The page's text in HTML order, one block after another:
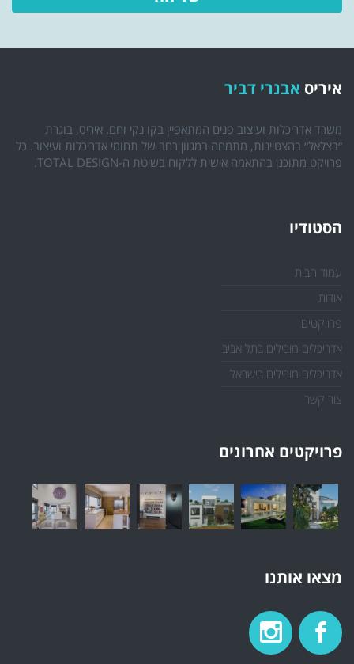
איריס אבנרי דביר
משרד אדריכלות ועיצוב פנים המתאפיין בקו נקי וחם. איריס, בוגרת
״בצלאל״ בהצטיינות, מתמחה במגוון רחב של תחומי אדריכלות ועיצוב. כל
פרויקט מתוכנן בהתאמה אישית ללקוח בשיטת ה-TOTAL DESIGN.
הסטודיו
עמוד הבית
אודות
פרויקטים
אדריכלים מובילים בתל אביב
אדריכלים מובילים בישראל
צור קשר
פרויקטים אחרונים
מצאו אותנו